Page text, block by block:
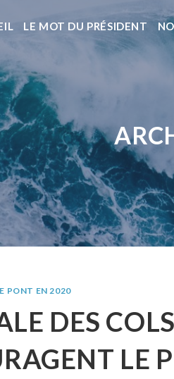
LE MOT DU PRÉSIDENT
PONT EN 2020
DES
LE